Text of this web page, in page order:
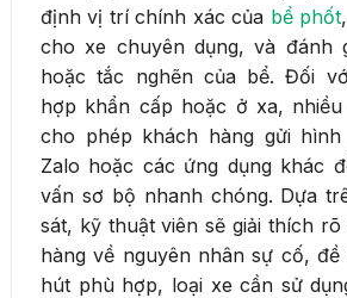
định vị trí chính xác của bể phốt
cho xe chuyên dụng, và đánh
hoặc tắc nghẽn của bể. Đối
hợp khẩn cấp hoặc ở xa,
cho phép khách hàng gửi
Zalo hoặc các ứng dụng khác
vấn sơ bộ nhanh chóng. Dựa
sát, kỹ thuật viên sẽ giải thích
hàng về nguyên nhân sự cố,
hút phù hợp, loại xe cần sử